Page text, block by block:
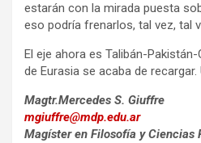
estarán con la mirada puesta
eso podría frenarlos, tal vez, tal
El eje ahora es Talibán-
de Eurasia se acaba de recargar.
Magtr.Mercedes S. Giuffre
mgiuffre@mdp.edu.ar
Magíster en Filosofía y Ciencias